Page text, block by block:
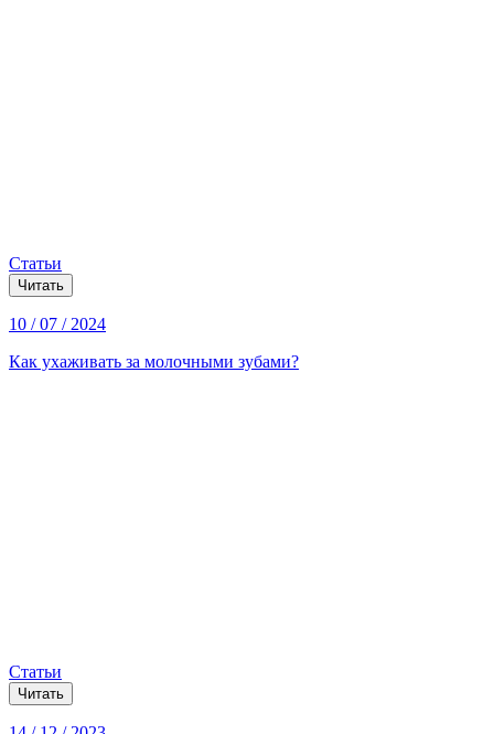
Статьи
Читать
10 / 07 / 2024
Как ухаживать за молочными зубами?
Статьи
Читать